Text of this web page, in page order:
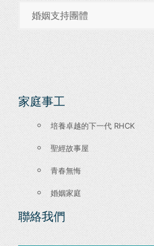
婚姻支持團體
家庭事工
培養卓越的下一代 RHCK
聖經故事屋
青春無悔
婚姻家庭
聯絡我們